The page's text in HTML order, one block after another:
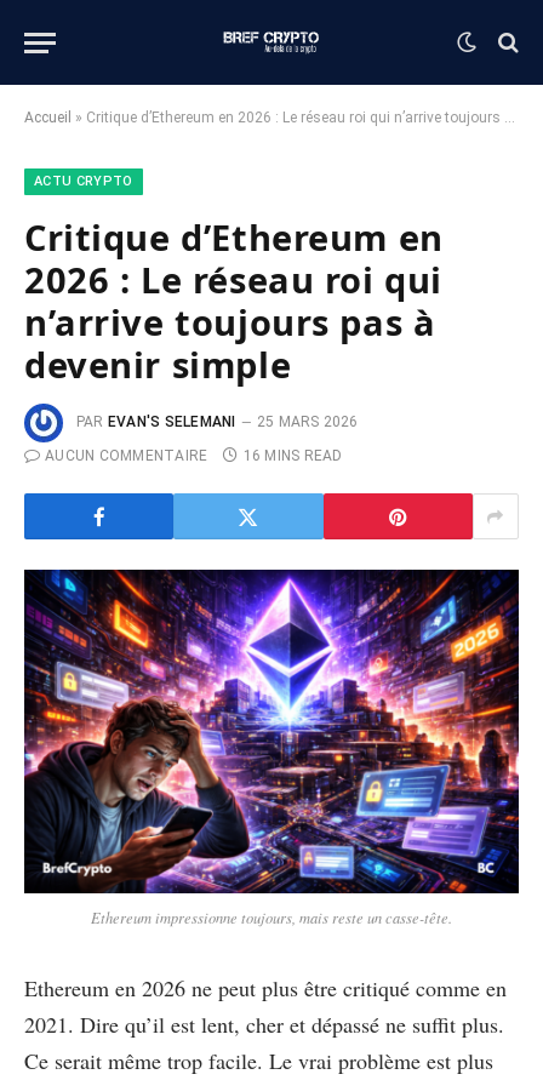
Accueil » Critique d’Ethereum en 2026 : Le réseau roi qui n’arrive toujours pas à devenir simple
ACTU CRYPTO
Critique d’Ethereum en
2026 : Le réseau roi qui
n’arrive toujours pas à
devenir simple
PAR EVAN'S SELEMANI
25 MARS 2026
AUCUN COMMENTAIRE
16 MINS READ
Ethereum impressionne toujours, mais reste un casse-tête.
Ethereum en 2026 ne peut plus être critiqué comme en
2021. Dire qu’il est lent, cher et dépassé ne suffit plus.
Ce serait même trop facile. Le vrai problème est plus